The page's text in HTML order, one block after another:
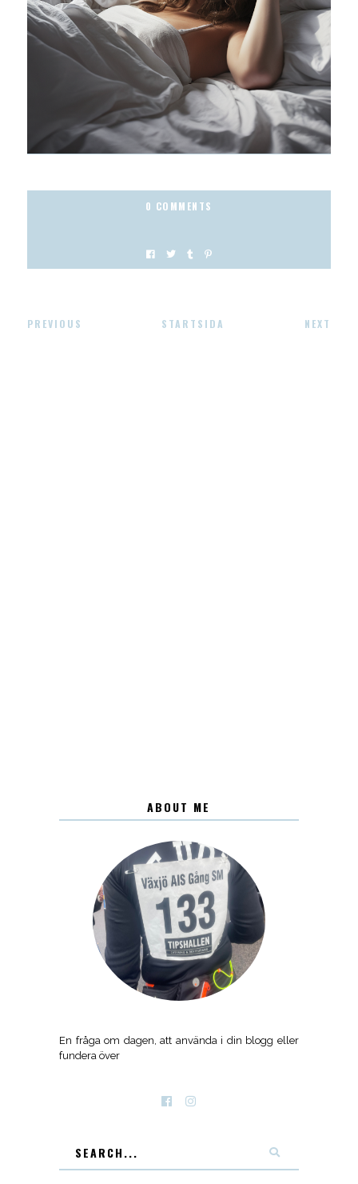
0 COMMENTS
PREVIOUS STARTSIDA NEXT
ABOUT ME
En fråga om dagen, att använda i din blogg eller
fundera över